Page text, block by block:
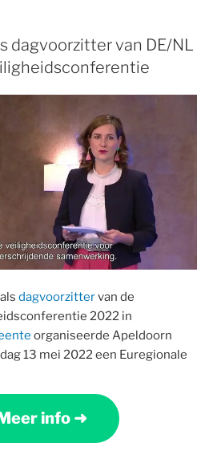
dagvoorzitter van DE/NL
dagvoorzittervan de
2022 in
organiseerde Apeldoorn
13 mei 2022 een Euregionale
info ➜